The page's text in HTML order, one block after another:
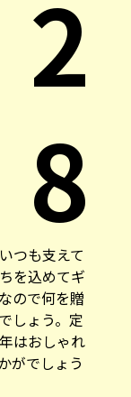
2
8
つも支えて
を込めてギ
ので何を贈
しょう。定
はおしゃれ
がでしょう